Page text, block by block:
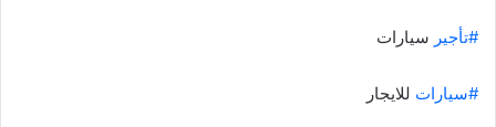
#تأجير سيارات
#سيارات للايجار